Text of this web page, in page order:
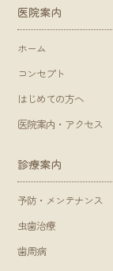
医院案内
ホーム
コンセプト
はじめての方へ
医院案内・アクセス
診療案内
予防・メンテナンス
虫歯治療
歯周病